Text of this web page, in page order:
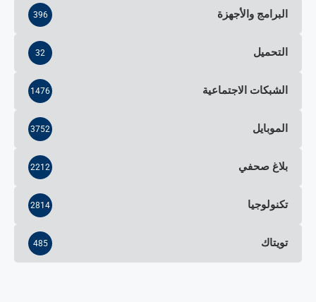
البرامج والأجهزة 396
التحميل 32
الشبكات الاجتماعية 1476
الموبايل 3752
بلاغ صحفي 2212
تكنولوجيا 2814
تويتاك 485